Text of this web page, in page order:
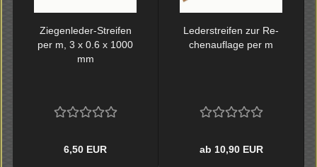
Ziegenleder-​​Strei­fen
per m, 3 x 0.6 x 1000
mm
6,50 EUR
Le­der­strei­fen zur Re­
chen­auf­la­ge per m
ab 10,90 EUR